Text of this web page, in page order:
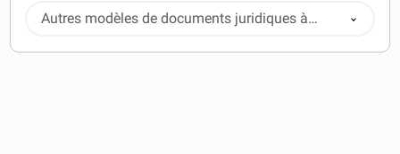
Autres modèles de documents juridiques à
télécharger